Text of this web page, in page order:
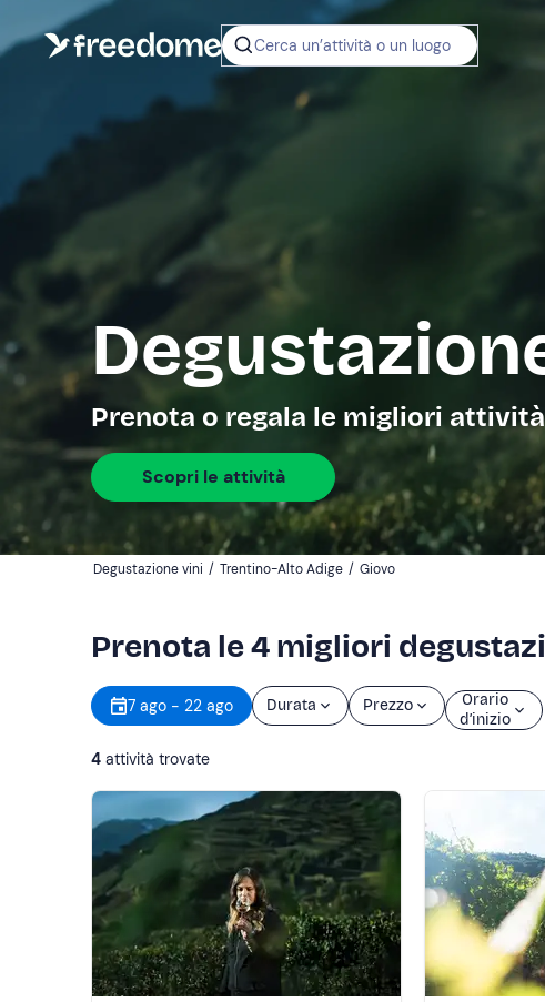
Cerca un’attività o un luogo
Prenota o regala le migliori
Scopri le attività
Degustazione vini / Trentino-Alto Adige / Giovo
Prenota le 4 migliori
7 ago - 22 ago Durata Prezzo
Orario
d’inizio
4 attività trovate